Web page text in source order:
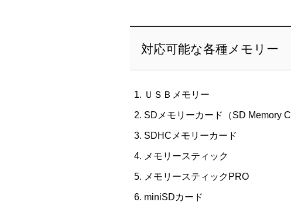
対応可能な各種メモリー
ＵＳＢメモリー
SDメモリーカード（SD Memory
SDHCメモリーカード
メモリースティック
メモリースティックPRO
miniSDカード